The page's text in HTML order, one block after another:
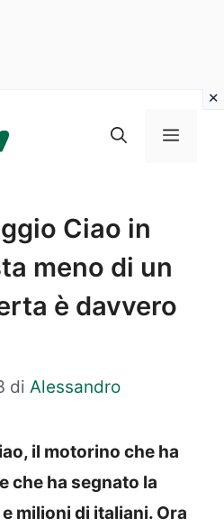
Menu
Ciao in
meno di un
è davvero
di Alessandro
il motorino che ha
che ha segnato la
milioni di italiani. Ora